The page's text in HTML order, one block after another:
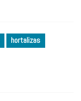
hortalizas